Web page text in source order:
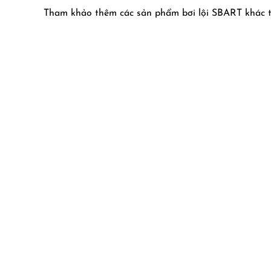
Tham khảo thêm các sản phẩm bơi lội SBART khác